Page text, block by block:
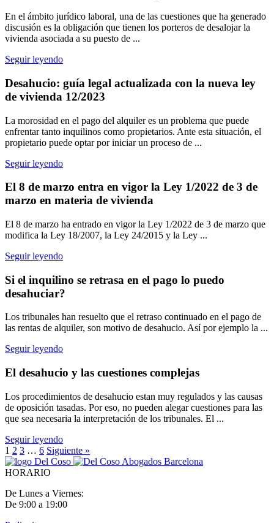
En el ámbito jurídico laboral, una de las cuestiones que ha generado
discusión es la obligación que tienen los porteros de desalojar la
vivienda asociada a su puesto de ...
Seguir leyendo
Desahucio: guía legal actualizada con la nueva ley
de vivienda 12/2023
La morosidad en el pago del alquiler es un problema que puede
enfrentar tanto inquilinos como propietarios. Ante esta situación, el
propietario puede optar por iniciar un proceso de ...
Seguir leyendo
El 8 de marzo entra en vigor la Ley 1/2022 de 3 de
marzo en materia de vivienda
El 8 de marzo ha entrado en vigor la Ley 1/2022 de 3 de marzo que
modifica la Ley 18/2007, la Ley 24/2015 y la Ley ...
Seguir leyendo
Si el inquilino se retrasa en el pago lo puedo
desahuciar?
Los tribunales han resuelto que el retraso continuado en el pago de
las rentas de alquiler, son motivo de desahucio. Así por ejemplo la ...
Seguir leyendo
El desahucio y las cuestiones complejas
Los procedimientos de desahucio estan muy regulados y las causas
de oposición tasadas. Por eso, no pueden alegar cuestiones para las
que sea necesaria la interpretación de los tribunales. El ...
Seguir leyendo
1 2 3 … 6 Siguiente »
HORARIO
De Lunes a Viernes:
De 9:00 a 19:00